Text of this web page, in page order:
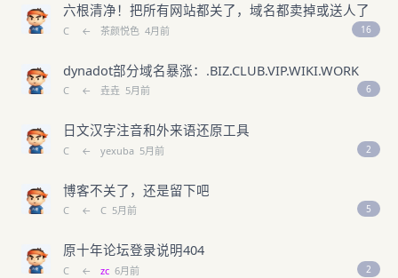
六根清净！把所有网站都关了，域名都卖掉或送人了
C ← 茶颜悦色 4月前 16
dynadot部分域名暴涨：.BIZ.CLUB.VIP.WIKI.WORK
C ← 垚垚 5月前 6
日文汉字注音和外来语还原工具
C ← yexuba 5月前 2
博客不关了，还是留下吧
C ← C 5月前 5
原十年论坛登录说明404
C ← zc 6月前 2